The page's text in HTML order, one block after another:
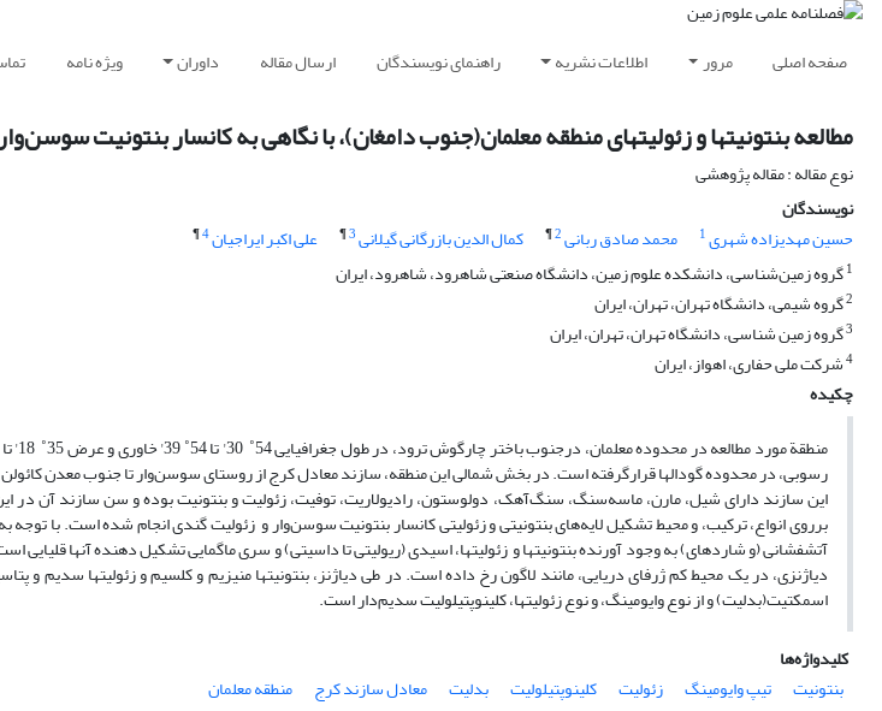
صفحه اصلی مرور اطلاعات نشریه راهنمای نویسندگان ارسال مقاله داوران ویژه نامه
مطالعه بنتونیتها و زئولیتهای منطقه معلمان(جنوب دامغان)، با نگاهی به کانسار بنتونیت
نوع مقاله : مقاله پژوهشی
نویسندگان
حسین مهدیزاده شهری1 محمد صادق ربانی2
¶ کمال الدین بازرگانی گیلانی3
¶ علی اکبر ایراجیان4
¶
1گروه زمین‌شناسی، دانشکده علوم زمین، دانشگاه صنعتی شاهرود، شاهرود، ایران
2گروه شیمی، دانشگاه تهران، تهران، ایران
3گروه زمین شناسی، دانشگاه تهران، تهران، ایران
4شرکت ملی حفاری، اهواز، ایران
چکیده
رسوبی، در محدوده گودالها قرارگرفته است. در بخش شمالی این منطقه، سازند معادل کرج از روستای سوسن‌وار تا جنوب معدن
این سازند دارای شیل، مارن، ماسه‌سنگ، سنگ‌آهک، دولوستون، رادیولاریت، توفیت، زئولیت و بنتونیت بوده و سن سازند آن در
برروی انواع، ترکیب، و محیط تشکیل لایه‌های بنتونیتی و زئولیتی کانسار بنتونیت سوسن‌وار و زئولیت گندی انجام شده است. با
آتشفشانی (و شاردهای) به وجود آورنده بنتونیتها و زئولیتها، اسیدی (ریولیتی تا داسیتی) و سری ماگمایی تشکیل دهنده آنها قلیایی
دیاژنزی، در یک محیط کم ژرفای دریایی، مانند لاگون رخ داده است. در طی دیاژنز، بنتونیتها منیزیم و کلسیم و زئولیتها سدیم و
اسمکتیت(بدلیت) و از نوع وایومینگ، و نوع زئولیتها، کلینوپتیلولیت سدیم‌دار است.
کلیدواژه‌ها
بنتونیت
تیپ وایومینگ زئولیت کلینوپتیلولیت بدلیت معادل سازند کرج
منطقه معلمان